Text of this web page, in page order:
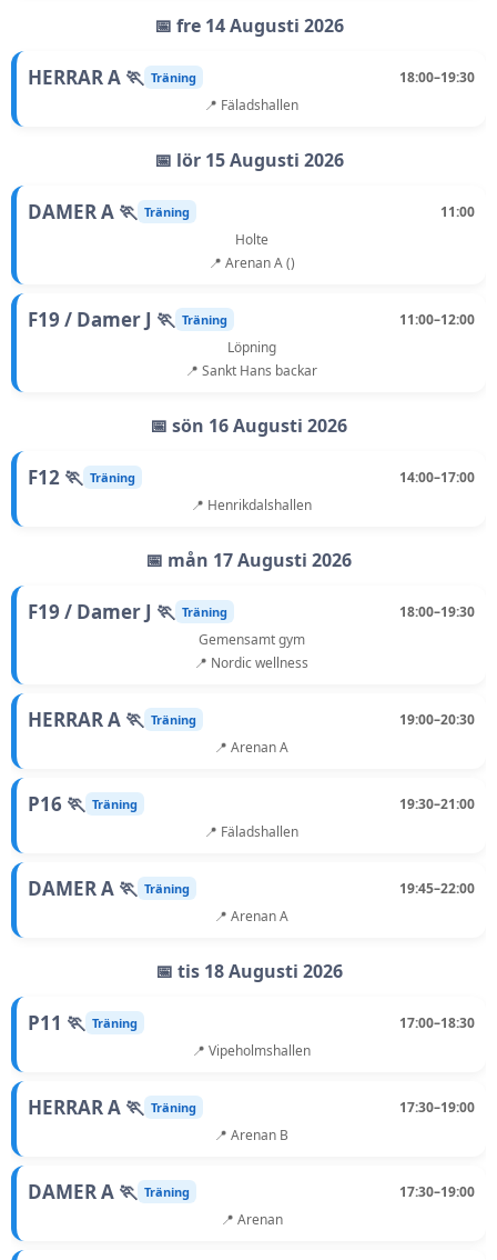
📅 fre 14 Augusti 2026
HERRAR A 🏃 Träning
18:00–19:30
📍 Fäladshallen
📅 lör 15 Augusti 2026
DAMER A 🏃 Träning
11:00
Holte
📍 Arenan A ()
F19 / Damer J 🏃 Träning
11:00–12:00
Löpning
📍 Sankt Hans backar
📅 sön 16 Augusti 2026
F12 🏃 Träning
14:00–17:00
📍 Henrikdalshallen
📅 mån 17 Augusti 2026
F19 / Damer J 🏃 Träning
18:00–19:30
Gemensamt gym
📍 Nordic wellness
HERRAR A 🏃 Träning
19:00–20:30
📍 Arenan A
P16 🏃 Träning
19:30–21:00
📍 Fäladshallen
DAMER A 🏃 Träning
19:45–22:00
📍 Arenan A
📅 tis 18 Augusti 2026
P11 🏃 Träning
17:00–18:30
📍 Vipeholmshallen
HERRAR A 🏃 Träning
17:30–19:00
📍 Arenan B
DAMER A 🏃 Träning
17:30–19:00
📍 Arenan